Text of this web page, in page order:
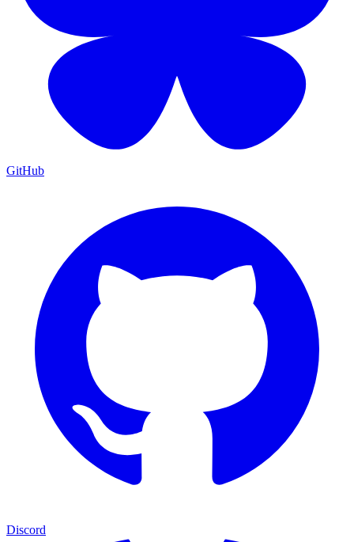
GitHub
Discord